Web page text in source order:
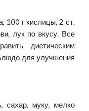
100 г кислицы, 2 ст.
лук по вкусу. Все
диетическим
для улучшения
сахар, муку, мелко